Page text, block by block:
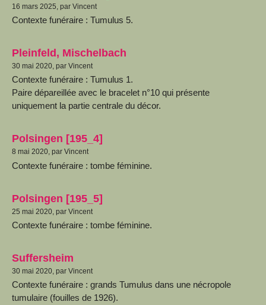
16 mars 2025, par Vincent
Contexte funéraire : Tumulus 5.
Pleinfeld, Mischelbach
30 mai 2020, par Vincent
Contexte funéraire : Tumulus 1.
Paire dépareillée avec le bracelet n°10 qui présente
uniquement la partie centrale du décor.
Polsingen [195_4]
8 mai 2020, par Vincent
Contexte funéraire : tombe féminine.
Polsingen [195_5]
25 mai 2020, par Vincent
Contexte funéraire : tombe féminine.
Suffersheim
30 mai 2020, par Vincent
Contexte funéraire : grands Tumulus dans une nécropole
tumulaire (fouilles de 1926).